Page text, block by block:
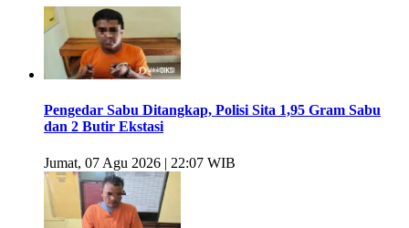
Pengedar Sabu Ditangkap, Polisi Sita 1,95 Gram Sabu
dan 2 Butir Ekstasi
Jumat, 07 Agu 2026 | 22:07 WIB